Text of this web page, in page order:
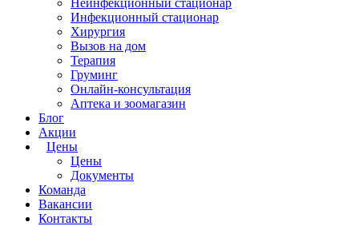
Неинфекционный стационар
Инфекционный стационар
Хирургия
Вызов на дом
Терапия
Груминг
Онлайн-консультация
Аптека и зоомагазин
Блог
Акции
Цены
Цены
Документы
Команда
Вакансии
Контакты